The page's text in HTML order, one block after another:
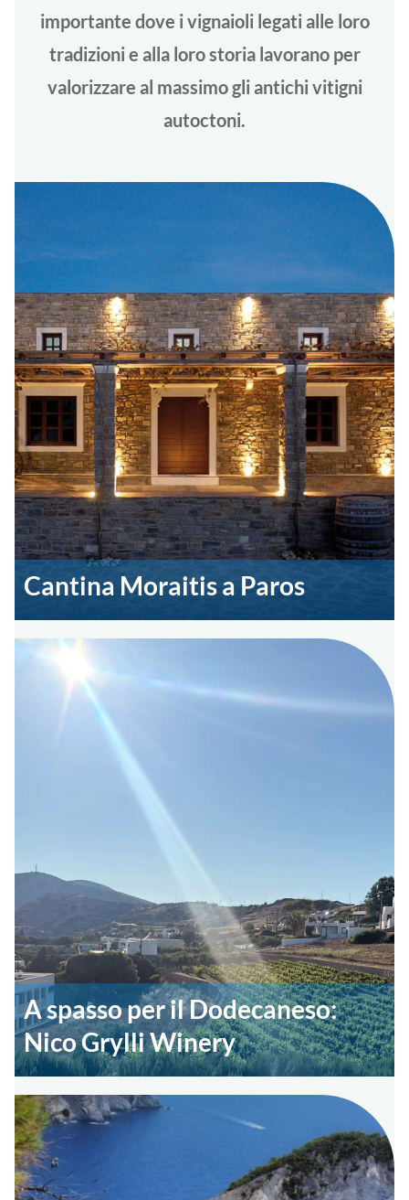
importante dove i vignaioli legati alle loro
tradizioni e alla loro storia lavorano per
valorizzare al massimo gli antichi vitigni
autoctoni.
Cantina Moraitis a Paros
A spasso per il Dodecaneso:
Nico Grylli Winery